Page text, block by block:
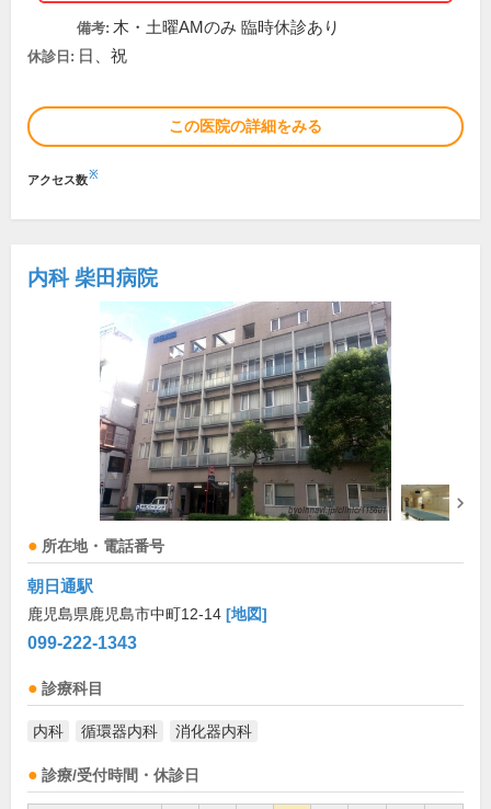
備考: 木・土曜AMのみ 臨時休診あり
休診日: 日、祝
この医院の詳細をみる
アクセス数※
内科 柴田病院
所在地・電話番号
朝日通駅
鹿児島県鹿児島市中町12-14 [地図]
099-222-1343
診療科目
内科 循環器内科 消化器内科
診療/受付時間・休診日